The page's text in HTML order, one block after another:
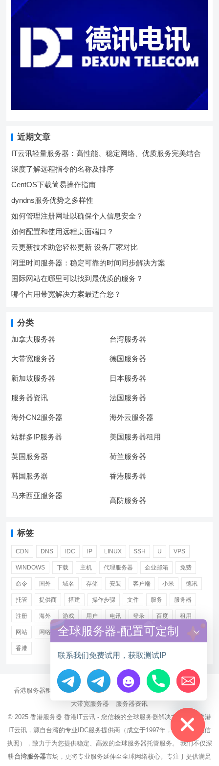
近期文章
IT云讯轻量服务器：高性能、稳定网络、优质服务完美结合
深度了解远程指令的名称及排序
CentOS下载简易操作指南
dyndns服务优势之多样性
如何管理注册网址以确保个人信息安全？
如何配置和使用远程桌面端口？
云更新技术助您轻松更新 设备厂家对比
阿里时间服务器：稳定可靠的时间同步解决方案
国际网站在哪里可以找到最优质的服务？
哪个占用带宽解决方案最适合您？
分类
加拿大服务器 台湾服务器
大带宽服务器 德国服务器
新加坡服务器 日本服务器
服务器资讯 法国服务器
海外CN2服务器 海外云服务器
站群多IP服务器 美国服务器租用
英国服务器 荷兰服务器
韩国服务器 香港服务器
马来西亚服务器
高防服务器
标签
CDN DNS IDC IP LINUX SSH U VPS
WINDOWS 下载 主机 代理服务器 企业邮箱 免费
命令 国外 域名 存储 安装 客户端 小米 德讯
托管 提供商 搭建 操作步骤 文件 服务 服务器
注册 海外 游戏 用户 电讯 登录 百度 租用
网站 网络 腾讯 虚拟主机 证书 配置 阿里
香港
香港服务器租用 海外CN2服务器 站群多IP服务器
海外云服务器
大带宽服务器
服务器资讯
© 2025 香港服务器 香港IT云讯 - 您信赖的全球服务器解决方案伙伴 香港
IT云讯，源自台湾的专业IDC服务提供商（成立于1997年，持有NCC电信
执照），致力于为您提供稳定、高效的全球服务器托管服务。 我们不仅深
耕台湾服务器市场，更将专业服务延伸至全球网络核心。专注于提供满足
Hide chaty
全球服务器-配置可定制
联系我们免费试用，获取测试IP